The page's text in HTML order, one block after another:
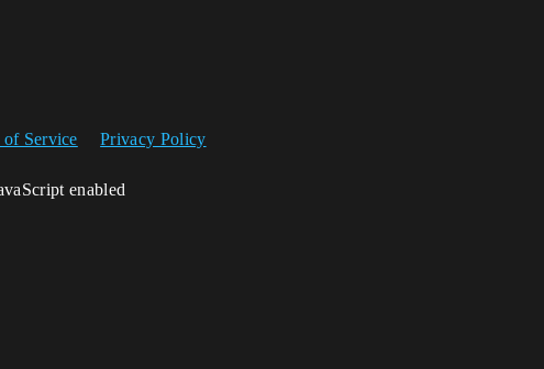
of Service Privacy Policy
enabled